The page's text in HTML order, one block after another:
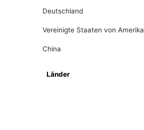
Deutschland
Vereinigte Staaten von Amerika
China
Länder